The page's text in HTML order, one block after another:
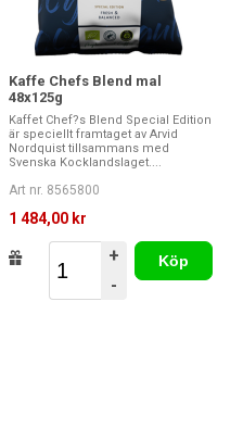
Kaffe Chefs Blend mal
48x125g
Kaffet Chef?s Blend Special Edition
är speciellt framtaget av Arvid
Nordquist tillsammans med
Svenska Kocklandslaget....
Art nr. 8565800
1 484,00 kr
+
-
Köp